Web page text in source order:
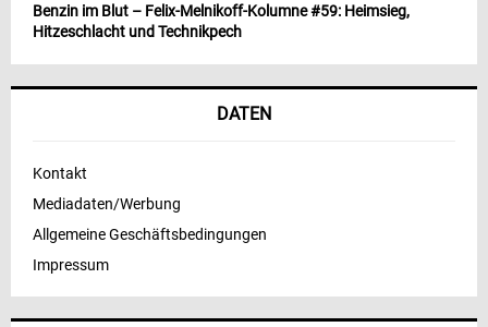
Benzin im Blut – Felix-Melnikoff-Kolumne #59: Heimsieg,
Hitzeschlacht und Technikpech
DATEN
Kontakt
Mediadaten/Werbung
Allgemeine Geschäftsbedingungen
Impressum